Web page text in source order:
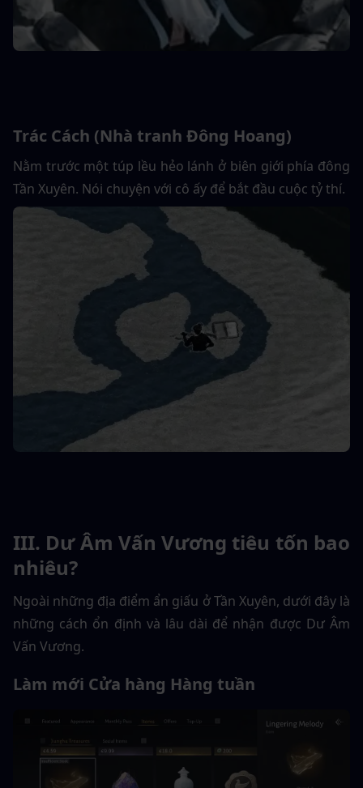
Trác Cách (Nhà tranh Đông Hoang)
Nằm trước một túp lều hẻo lánh ở biên giới phía đông
Tần Xuyên. Nói chuyện với cô ấy để bắt đầu cuộc tỷ thí.
III. Dư Âm Vấn Vương tiêu tốn bao
nhiêu?
Ngoài những địa điểm ẩn giấu ở Tần Xuyên, dưới đây là
những cách ổn định và lâu dài để nhận được Dư Âm
Vấn Vương.
Làm mới Cửa hàng Hàng tuần